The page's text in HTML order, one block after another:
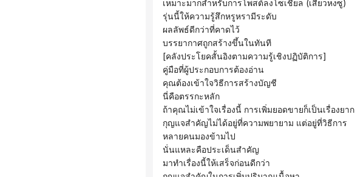
เหมาะมากสำหรับการโพสต์ลงโซเชียล (เสี่ยวหงซู)
รุ่นนี้ให้ความรู้สึกหรูหรามีระดับ
ผลลัพธ์ดีกว่าที่คาดไว้
บรรยากาศถูกสร้างขึ้นในทันที
[คลังประโยคสั้นอิงตามความรู้เชิงปฏิบัติการ]
คู่มือที่ผู้ประกอบการต้องอ่าน
คุณต้องเข้าใจวิธีการสร้างบัญชี
นี่คือตรรกะหลัก
ถ้าคุณไม่เข้าใจเรื่องนี้ การเพิ่มยอดขายก็เป็นเรื่องยาก
กุญแจสำคัญไม่ได้อยู่ที่ความพยายาม แต่อยู่ที่วิธีการ
หลายคนมองข้ามไป
นั่นแหละคือประเด็นสำคัญ
มาทำเรื่องนี้ให้เสร็จก่อนดีกว่า